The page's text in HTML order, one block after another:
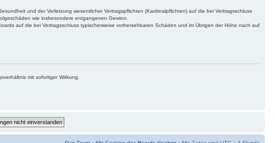
und der Verletzung wesentlicher Vertragspflichten (Kardinalpflichten) auf die bei Vertragsschluss
wie insbesondere entgangenen Gewinn.
auf die bei Vertragsschluss typischerweise vorhersehbaren Schäden und im Übrigen der Höhe nach auf
mit sofortiger Wirkung.